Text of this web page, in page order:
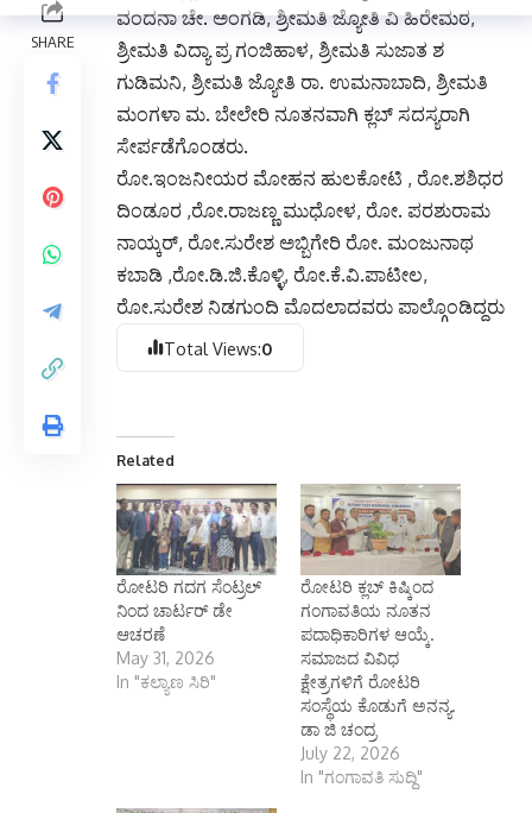
ವಂದನಾ ಚೇ. ಅಂಗಡಿ, ಶ್ರೀಮತಿ ಜ್ಯೋತಿ ವಿ ಹಿರೇಮಠ,
ಶ್ರೀಮತಿ ವಿದ್ಯಾ ಪ್ರ ಗಂಜಿಹಾಳ, ಶ್ರೀಮತಿ ಸುಜಾತ ಶ
ಗುಡಿಮನಿ, ಶ್ರೀಮತಿ ಜ್ಯೋತಿ ರಾ. ಉಮನಾಬಾದಿ, ಶ್ರೀಮತಿ
ಮಂಗಳಾ ಮ. ಬೇಲೇರಿ ನೂತನವಾಗಿ ಕ್ಲಬ್ ಸದಸ್ಯರಾಗಿ
ಸೇರ್ಪಡೆಗೊಂಡರು.
ರೋ.ಇಂಜನೀಯರ ಮೋಹನ ಹುಲಕೋಟಿ , ರೋ.ಶಶಿಧರ
ದಿಂಡೂರ ,ರೋ.ರಾಜಣ್ಣ ಮುಧೋಳ, ರೋ. ಪರಶುರಾಮ
ನಾಯ್ಕರ್, ರೋ.ಸುರೇಶ ಅಬ್ಬಿಗೇರಿ ರೋ. ಮಂಜುನಾಥ
ಕಬಾಡಿ ,ರೋ.ಡಿ.ಜಿ.ಕೊಳ್ಳಿ, ರೋ.ಕೆ.ವಿ.ಪಾಟೀಲ,
ರೋ.ಸುರೇಶ ನಿಡಗುಂದಿ ಮೊದಲಾದವರು ಪಾಲ್ಗೊಂಡಿದ್ದರು
Total Views:0
Related
ರೋಟರಿ ಗದಗ ಸೆಂಟ್ರಲ್
ನಿಂದ ಚಾರ್ಟರ್ ಡೇ
ಆಚರಣೆ
May 31, 2026
In "ಕಲ್ಯಾಣ ಸಿರಿ"
ರೋಟರಿ ಕ್ಲಬ್ ಕಿಷ್ಕಿಂದ
ಗಂಗಾವತಿಯ ನೂತನ
ಪದಾಧಿಕಾರಿಗಳ ಆಯ್ಕೆ.
ಸಮಾಜದ ವಿವಿಧ
ಕ್ಷೇತ್ರಗಳಿಗೆ ರೋಟರಿ
ಸಂಸ್ಥೆಯ ಕೊಡುಗೆ ಅನನ್ಯ.
ಡಾ ಜಿ ಚಂದ್ರ
July 22, 2026
In "ಗಂಗಾವತಿ ಸುದ್ದಿ"